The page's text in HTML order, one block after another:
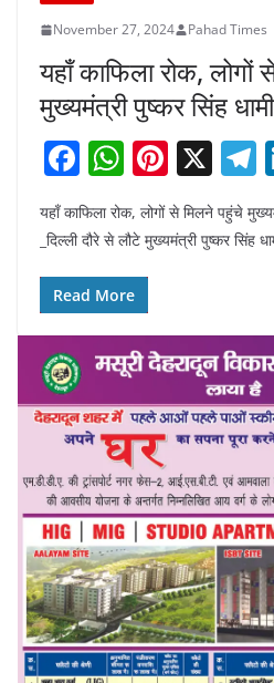
November 27, 2024 Pahad Times
यहाँ काफिला रोक,
मुख्यमंत्री पुष्कर सिंह धामी
F
a
c
e
b
o
o
k
W
at
s
A
p
p
Pi
nt
er
e
X
यहाँ काफिला रोक, लोगों से मिलने पहुंचे
_दिल्ली दौरे से लौटे मुख्यमंत्री पुष्कर सिंह
Read More